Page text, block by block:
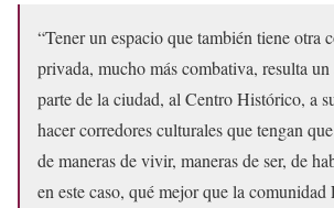
“Tener un espacio que también tiene otra
privada, mucho más combativa, resulta un
parte de la ciudad, al Centro Histórico, a
hacer corredores culturales que tengan
de maneras de vivir, maneras de ser, de
en este caso, qué mejor que la